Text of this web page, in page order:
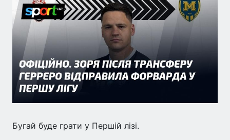
Бугай буде грати у Першій лізі.